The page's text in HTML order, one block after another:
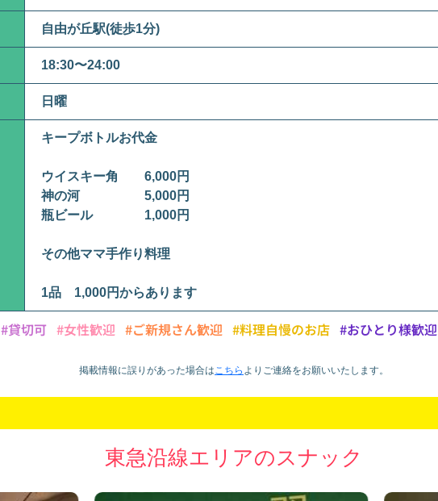
自由が丘駅(徒歩1分)
18:30〜24:00
日曜
キープボトルお代金
ウイスキー角 6,000円
神の河 5,000円
瓶ビール 1,000円
その他ママ手作り料理
1品 1,000円からあります
#貸切可 #女性歓迎 #ご新規さん歓迎 #料理自慢のお店 #おひとり様歓迎
掲載情報に誤りがあった場合はこちら より ご連絡をお願いいたします。
東急沿線エリアのスナック